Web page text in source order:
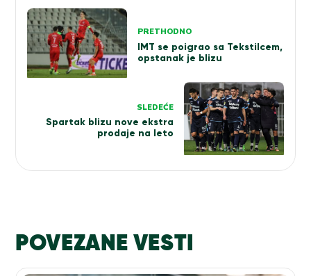
Kretanje
članka
PRETHODNO
IMT se poigrao sa Tekstilcem,
opstanak je blizu
SLEDEĆE
Spartak blizu nove ekstra
prodaje na leto
POVEZANE VESTI